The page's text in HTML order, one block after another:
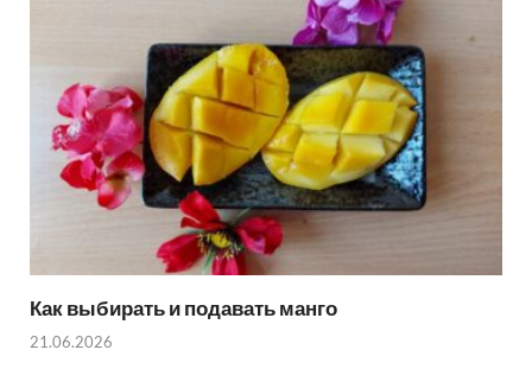
Как выбирать и подавать манго
21.06.2026